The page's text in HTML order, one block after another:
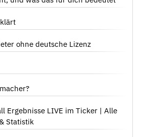
ohne deutsche Lizenz
Ergebnisse LIVE im Ticker | Alle
Statistik